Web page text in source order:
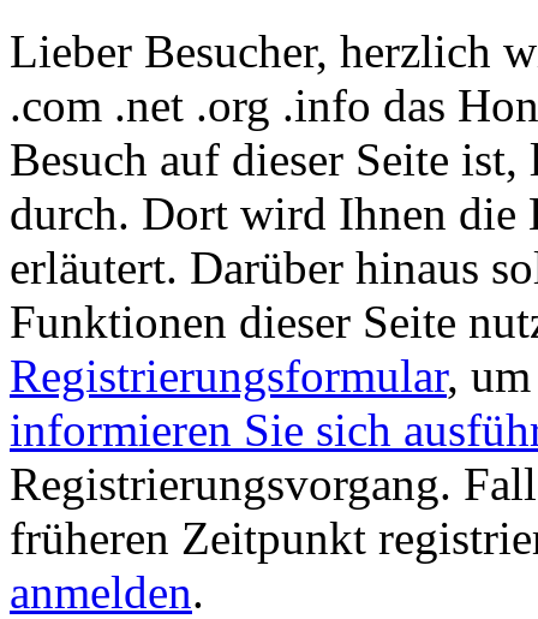
Lieber Besucher, herzlich
.com .net .org .info das
Besuch auf dieser Seite
durch. Dort wird Ihnen die
erläutert. Darüber hinaus
Funktionen dieser Seite
Registrierungsformular,
informieren Sie sich
Registrierungsvorgang.
früheren Zeitpunkt
anmelden.